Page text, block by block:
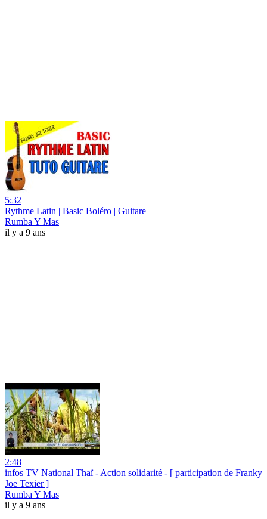
5:32
Rythme Latin | Basic Boléro | Guitare
Rumba Y Mas
il y a 9 ans
2:48
infos TV National Thaï - Action solidarité - [ participation de Franky
Joe Texier ]
Rumba Y Mas
il y a 9 ans